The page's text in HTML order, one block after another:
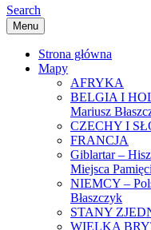
Search
Menu
Strona główna
Mapy
AFRYKA
BELGIA I
Mariusz
CZECHY I
FRANCJA
Giblartar –
Miejsca
NIEMCY –
Błaszczyk
STANY
WIELKA